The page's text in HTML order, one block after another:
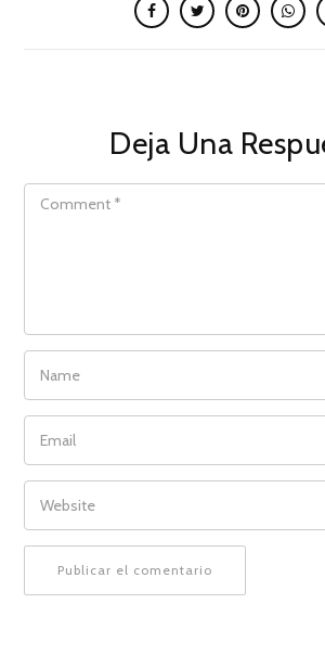
Deja Una
COMMENT
NAME
EMAIL
WEBSITE